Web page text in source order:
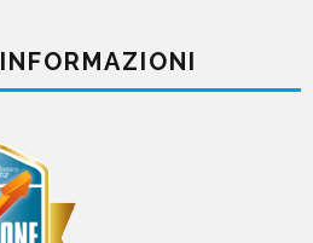
INFORMAZIONI